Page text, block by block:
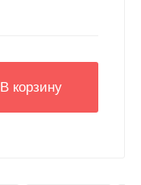
В корзину